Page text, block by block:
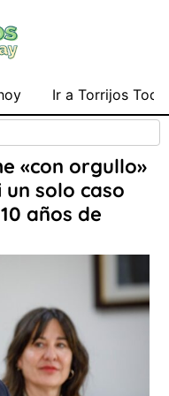
Ir a Torrijos
«con orgullo»
solo caso
años de